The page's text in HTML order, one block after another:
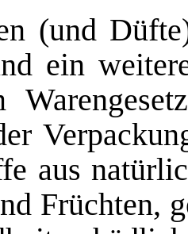
(und
ein
aus
Früchten,